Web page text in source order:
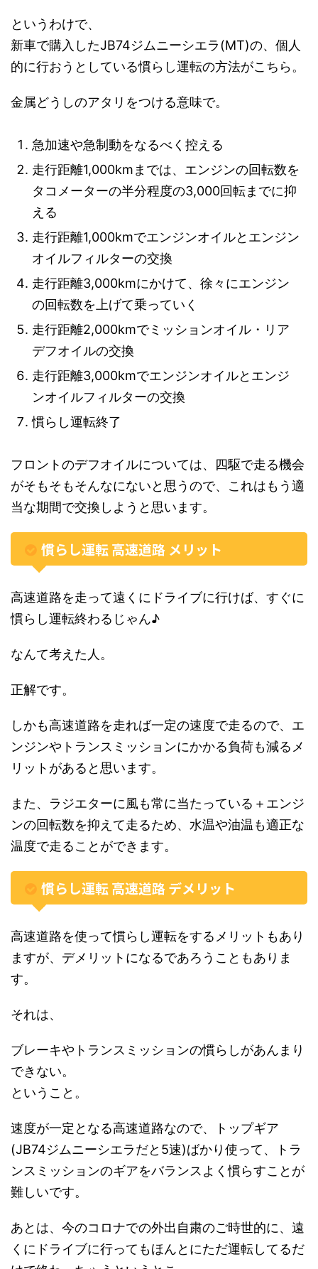
というわけで、
新車で購入したJB74ジムニーシエラ(MT)の、個人
的に行おうとしている慣らし運転の方法がこちら。
金属どうしのアタリをつける意味で。
急加速や急制動をなるべく控える
走行距離1,000kmまでは、エンジンの回転数を
タコメーターの半分程度の3,000回転までに抑
える
走行距離1,000kmでエンジンオイルとエンジン
オイルフィルターの交換
走行距離3,000kmにかけて、徐々にエンジン
の回転数を上げて乗っていく
走行距離2,000kmでミッションオイル・リア
デフオイルの交換
走行距離3,000kmでエンジンオイルとエンジ
ンオイルフィルターの交換
慣らし運転終了
フロントのデフオイルについては、四駆で走る機会
がそもそもそんなにないと思うので、これはもう適
当な期間で交換しようと思います。
慣らし運転 高速道路 メリット
高速道路を走って遠くにドライブに行けば、すぐに
慣らし運転終わるじゃん♪
なんて考えた人。
正解です。
しかも高速道路を走れば一定の速度で走るので、エ
ンジンやトランスミッションにかかる負荷も減るメ
リットがあると思います。
また、ラジエターに風も常に当たっている＋エンジ
ンの回転数を抑えて走るため、水温や油温も適正な
温度で走ることができます。
慣らし運転 高速道路 デメリット
高速道路を使って慣らし運転をするメリットもあり
ますが、デメリットになるであろうこともありま
す。
それは、
ブレーキやトランスミッションの慣らしがあんまり
できない。
ということ。
速度が一定となる高速道路なので、トップギア
(JB74ジムニーシエラだと5速)ばかり使って、トラ
ンスミッションのギアをバランスよく慣らすことが
難しいです。
あとは、今のコロナでの外出自粛のご時世的に、遠
くにドライブに行ってもほんとにただ運転してるだ